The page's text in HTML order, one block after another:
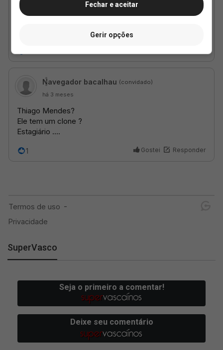
SuperVasco
Fechar e aceitar
Gerir opções